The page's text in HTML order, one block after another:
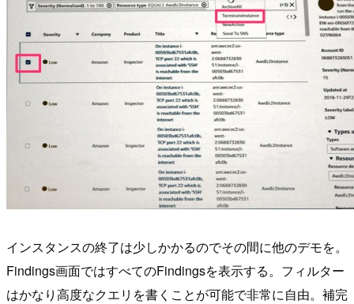
インスタンスの終了は少しかかるのでその間に他のデモを。
Findings画面ではすべてのFindingsを表示する。フィルター
はかなり高度なクエリを書くことが可能で非常に自由。補完